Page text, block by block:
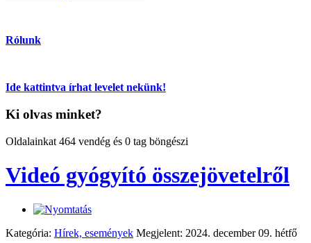
Rólunk
Ide kattintva írhat levelet nekünk!
Ki olvas minket?
Oldalainkat 464 vendég és 0 tag böngészi
Videó gyógyító összejövetelről
Kategória: Hírek, események Megjelent: 2024. december 09. hétfő